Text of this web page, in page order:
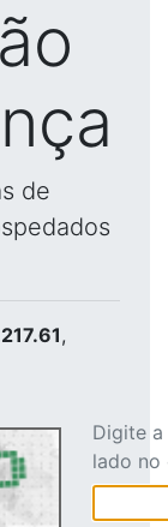
de
,
Digite
lado no